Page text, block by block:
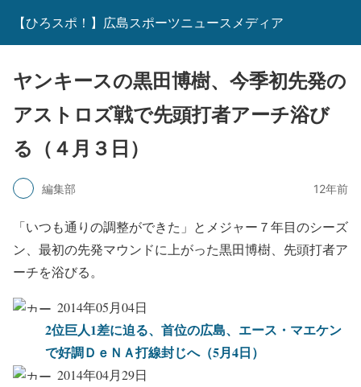
【ひろスポ！】広島スポーツニュースメディア
ヤンキースの黒田博樹、今季初先発の
アストロズ戦で先頭打者アーチ浴び
る（４月３日）
編集部 12年前
「いつも通りの調整ができた」とメジャー７年目のシーズ
ン、最初の先発マウンドに上がった黒田博樹、先頭打者ア
ーチを浴びる。
2014年05月04日
2位巨人1差に迫る、首位の広島、エース・マエケン
で好調ＤｅＮＡ打線封じへ（5月4日）
2014年04月29日